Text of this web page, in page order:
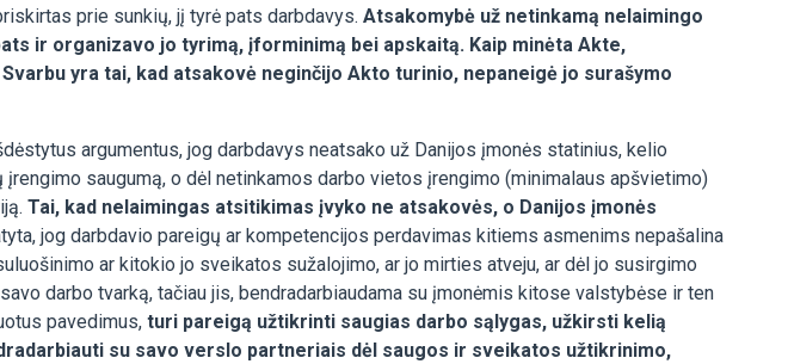
prie sunkių, jį tyrė pats darbdavys. Atsakomybė už netinkamą nelaimingo
ir organizavo jo tyrimą, įforminimą bei apskaitą. Kaip minėta Akte,
yra tai, kad atsakovė neginčijo Akto turinio, nepaneigė jo surašymo
argumentus, jog darbdavys neatsako už Danijos įmonės statinius, kelio
saugumą, o dėl netinkamos darbo vietos įrengimo (minimalaus apšvietimo)
Tai, kad nelaimingas atsitikimas įvyko ne atsakovės, o Danijos įmonės
jog darbdavio pareigų ar kompetencijos perdavimas kitiems asmenims nepašalina
ar kitokio jo sveikatos sužalojimo, ar jo mirties atveju, ar dėl jo susirgimo
darbo tvarką, tačiau jis, bendradarbiaudama su įmonėmis kitose valstybėse ir ten
pavedimus, turi pareigą užtikrinti saugias darbo sąlygas, užkirsti kelią
su savo verslo partneriais dėl saugos ir sveikatos užtikrinimo,